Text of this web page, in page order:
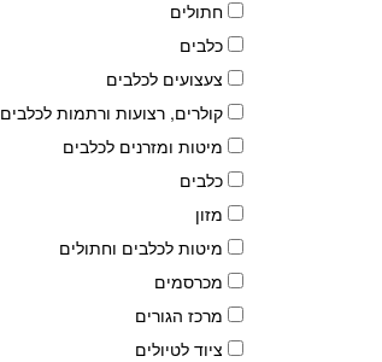
חתולים
כלבים
צעצועים לכלבים
קולרים, רצועות ורתמות לכלבים
מיטות ומזרנים לכלבים
כלבים
מזון
מיטות לכלבים וחתולים
מכרסמים
מרכז הגורים
ציוד לטיולים